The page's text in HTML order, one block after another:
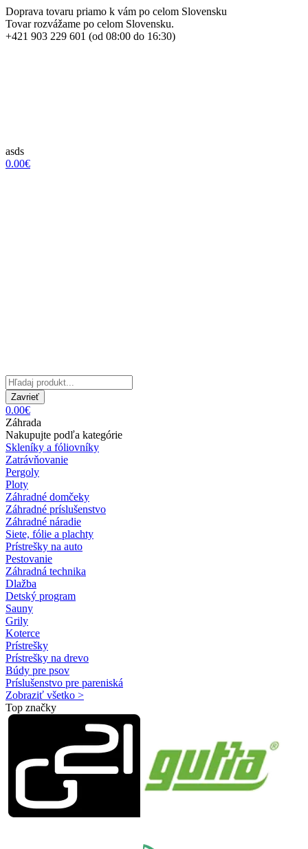
Doprava tovaru priamo k vám po celom Slovensku
Tovar rozvážame po celom Slovensku.
+421 903 229 601 (od 08:00 do 16:30)
asds
0.00€
Zavrieť
0.00€
Záhrada
Nakupujte podľa kategórie
Skleníky a fóliovníky
Zatrávňovanie
Pergoly
Ploty
Záhradné domčeky
Záhradné príslušenstvo
Záhradné náradie
Siete, fólie a plachty
Prístrešky na auto
Pestovanie
Záhradná technika
Dlažba
Detský program
Sauny
Grily
Koterce
Prístrešky
Prístrešky na drevo
Búdy pre psov
Príslušenstvo pre pareniská
Zobraziť všetko >
Top značky